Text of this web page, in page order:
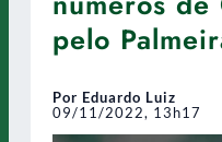
pelo
Por Eduardo Luiz
09/11/2022, 13h17